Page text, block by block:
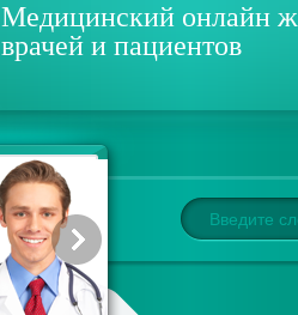
Медицинский онлайн
врачей и пациентов